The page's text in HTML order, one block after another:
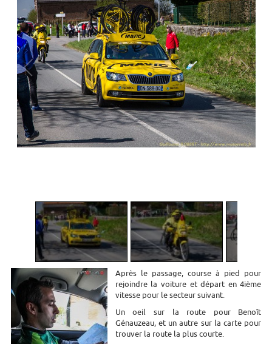
Après le passage, course à pied pour
rejoindre la voiture et départ en 4ième
vitesse pour le secteur suivant.
Un oeil sur la route pour Benoît
Génauzeau, et un autre sur la carte pour
trouver la route la plus courte.